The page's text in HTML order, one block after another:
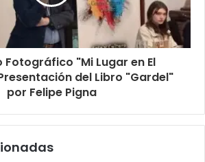
Fotográfico "Mi Lugar en El
del Libro "Gardel"
por Felipe Pigna